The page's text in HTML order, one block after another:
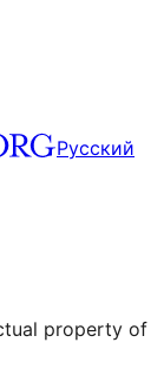
Русский
в Tumblr
property of